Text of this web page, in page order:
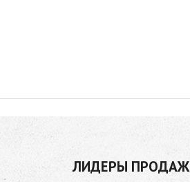
ЛИДЕРЫ ПРОДАЖ